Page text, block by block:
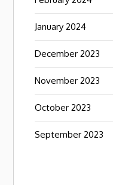
January 2024
December 2023
November 2023
October 2023
September 2023